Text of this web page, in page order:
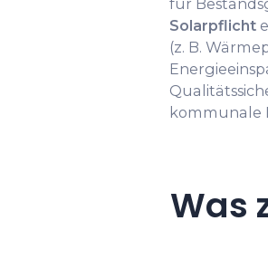
Solarpflicht
(z. B.
kommunale
Was